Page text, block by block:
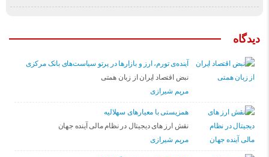
دیدگاه
آینده‌ی تورم، ارز و بازارها در پرتو سیاست‌های بانک مرکزی
نبض اقتصاد ایران از زبان همتی
مریم شیرازی
همزیستی با معیارهای سهلالیه
نقش ارز های دیجیتال در نظام مالی آینده جهان
مریم شیرازی